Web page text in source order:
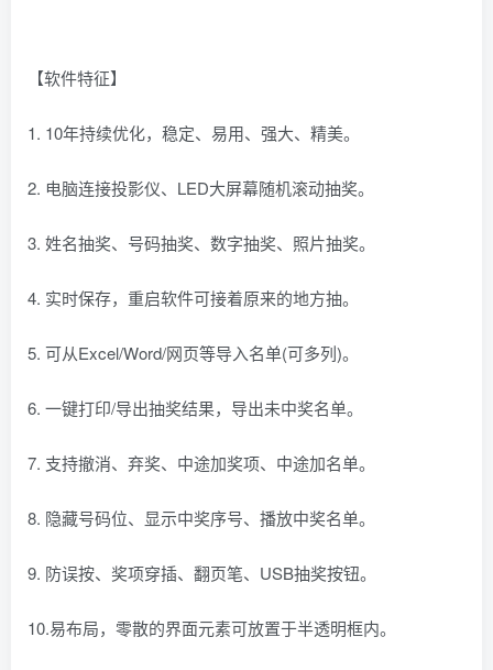
【软件特征】
1. 10年持续优化，稳定、易用、强大、精美。
2. 电脑连接投影仪、LED大屏幕随机滚动抽奖。
3. 姓名抽奖、号码抽奖、数字抽奖、照片抽奖。
4. 实时保存，重启软件可接着原来的地方抽。
5. 可从Excel/Word/网页等导入名单(可多列)。
6. 一键打印/导出抽奖结果，导出未中奖名单。
7. 支持撤消、弃奖、中途加奖项、中途加名单。
8. 隐藏号码位、显示中奖序号、播放中奖名单。
9. 防误按、奖项穿插、翻页笔、USB抽奖按钮。
10.易布局，零散的界面元素可放置于半透明框内。